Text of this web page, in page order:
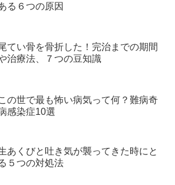
る６つの原因
てい骨を骨折した！完治までの期間
治療法、７つの豆知識
の世で最も怖い病気って何？難病奇
感染症10選
あくびと吐き気が襲ってきた時にと
５つの対処法